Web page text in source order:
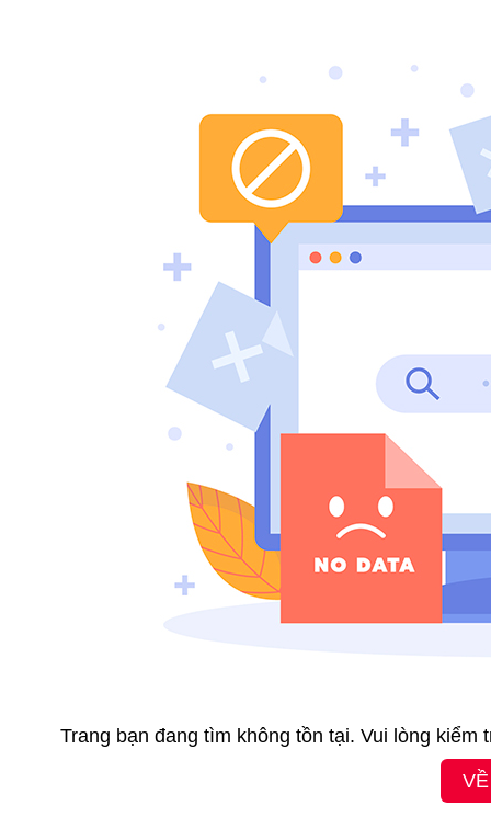
Trang bạn đang tìm không tồn tại. Vui lòng